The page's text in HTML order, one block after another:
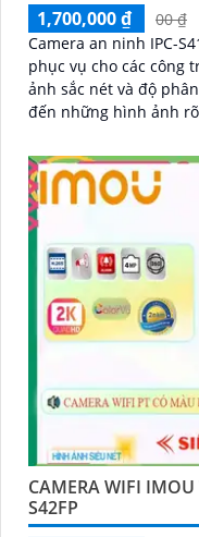
1,700,000 ₫
00 ₫
Camera an ninh IPC-
phục vụ cho các công trình cao
ảnh sắc nét và độ
đến những hình ảnh
CAMERA WIFI
S42FP